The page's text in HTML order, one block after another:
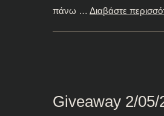
πάνω … Διαβάστε
Giveaway 2/05/